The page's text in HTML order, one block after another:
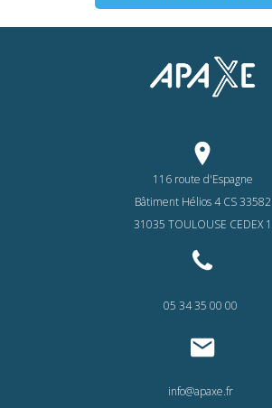
116 route d'Espagne
Bâtiment Hélios 4 CS 33582
31035 TOULOUSE CEDEX 1
05 34 35 00 00
info@apaxe.fr